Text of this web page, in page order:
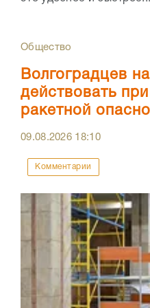
Общество
Волгоградцев
действовать
ракетной
09.08.2026 18:10
Комментарии